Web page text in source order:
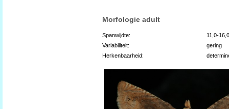
Morfologie adult
Spanwijdte:
11,0-
Variabiliteit:
gering
Herkenbaarheid: